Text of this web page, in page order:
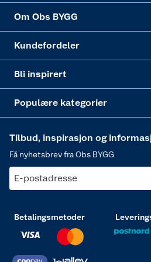
Om Obs BYGG
Kundefordeler
Bli inspirert
Populære kategorier
Tilbud, inspirasjon og
Få nyhetsbrev fra Obs BYGG
E-postadresse
Betalingsmetoder